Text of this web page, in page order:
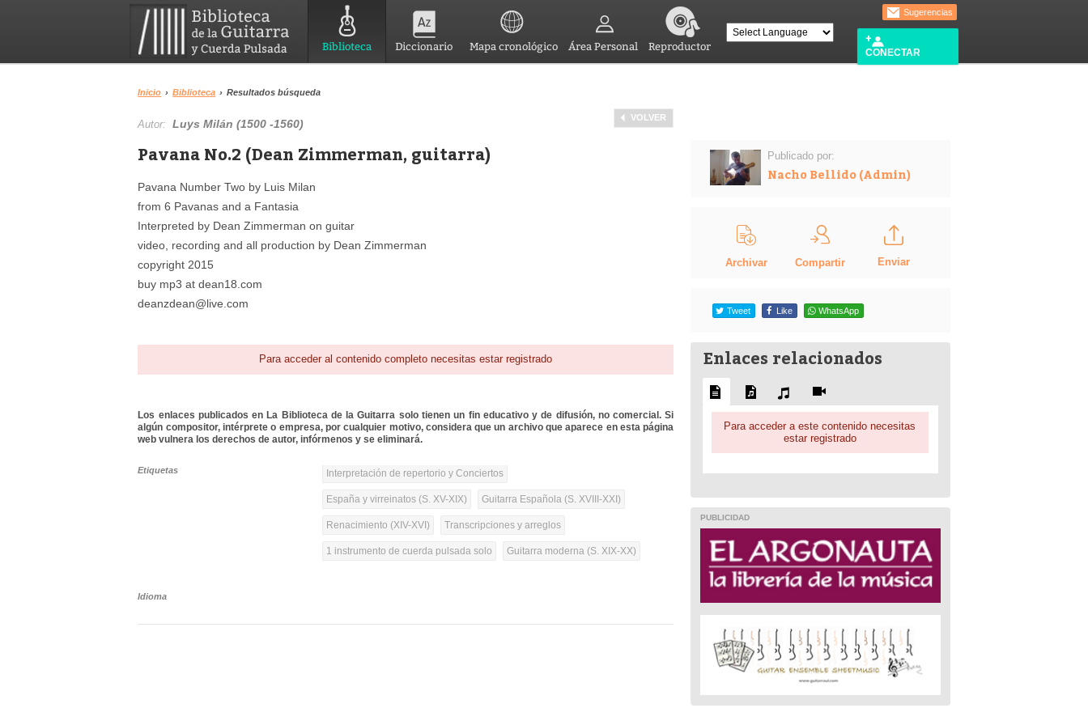
Biblioteca Diccionario Mapa cronológico Área Personal Reproductor
Sugerencias
CONECTAR
Inicio › Biblioteca › Resultados búsqueda
VOLVER
Autor:Luys Milán (1500 -1560)
Pavana No.2 (Dean Zimmerman, guitarra)
Pavana Number Two by Luis Milan
from 6 Pavanas and a Fantasia
Interpreted by Dean Zimmerman on guitar
video, recording and all production by Dean Zimmerman
copyright 2015
buy mp3 at dean18.com
deanzdean@live.com
Para acceder al contenido completo necesitas estar registrado
Los enlaces publicados en La Biblioteca de la Guitarra solo tienen un fin educativo y de difusión, no comercial. Si
algún compositor, intérprete o empresa, por cualquier motivo, considera que un archivo que aparece en esta página
web vulnera los derechos de autor, infórmenos y se eliminará.
Etiquetas Interpretación de repertorio y Conciertos
España y virreinatos (S. XV-XIX) Guitarra Española (S. XVIII-XXI)
Renacimiento (XIV-XVI) Transcripciones y arreglos
1 instrumento de cuerda pulsada solo Guitarra moderna (S. XIX-XX)
Idioma
Publicado por:
Nacho Bellido (Admin)
Archivar Compartir Enviar
Tweet Like WhatsApp
Enlaces relacionados
Para acceder a este contenido necesitas
estar registrado
PUBLICIDAD